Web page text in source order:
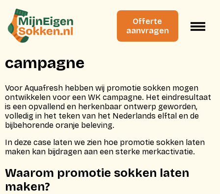
Offerte
aanvragen
Promotie sokken laten
maken voor Aquafresh WK
campagne
Voor Aquafresh hebben wij promotie sokken mogen
ontwikkelen voor een WK campagne. Het eindresultaat
is een opvallend en herkenbaar ontwerp geworden,
volledig in het teken van het Nederlands elftal en de
bijbehorende oranje beleving.
In deze case laten we zien hoe promotie sokken laten
maken kan bijdragen aan een sterke merkactivatie.
Waarom promotie sokken laten
maken?